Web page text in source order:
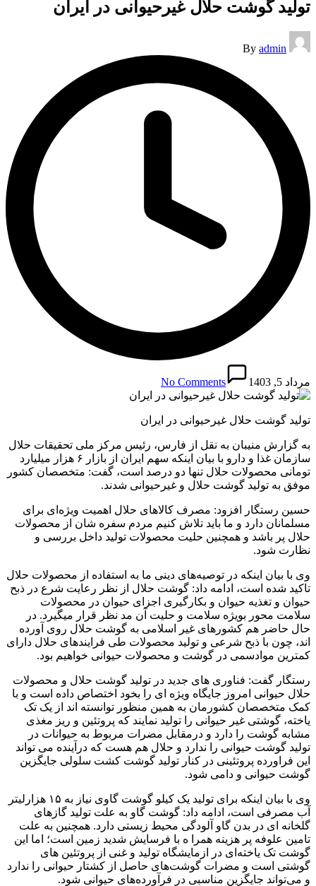
تولید گوشت حلال غیرحیوانی در ایران
Posted
by
By admin
مرداد 5, 1403 No Comments
تولید گوشت حلال غیرحیوانی در ایران
به گزارش منیبان به نقل از فارس، رئیس مرکز ملی تحقیقات حلال
سازمان غذا و دارو با بیان اینکه سهم ایران از بازار ۶ هزار میلیارد
تومانی محصولات حلال تنها دو درصد است، گفت: متخصصان کشور
موفق به تولید گوشت حلال و غیرحیوانی شدند.
حسین رستگار افزود: مصرف کالاهای حلال اهمیت ویژه‌ای برای
مسلمانان دارد و ما باید تلاش کنیم مردم سفره شان از محصولات
حلال پر باشد و همچنین حلیت محصولات تولید داخل بررسی و
نظارت شود.
وی با بیان اینکه در توصیه‌های دینی ما به استفاده از محصولات حلال
تاکید شده است، ادامه داد: گوشت حلال از نظر رعایت شرع در ذبح
حیوان و تغذیه حیوان و بکارگیری اجزای حیوان در محصولات
سلامت محور بویژه سلامت و حلیت آن مد نظر قرار میگیرد. در
حال حاضر هم کشورهای غیر اسلامی به گوشت حلال روی آورده
اند، چون با ذبح شرعی و تولید محصولات طی فرایندهای حلال دارای
کمترین موادسمی در گوشت و محصولات حیوانی خواهیم بود.
رستگار گفت: فناوری های جدید در تولید گوشت حلال و محصولات
حلال حیوانی امروز جایگاه ویژه ای را بخود اختصاص داده است و با
کمک متخصصان کشورمان به همین منظور توانسته اند از یک تک
یاخته، گوشتی غیر حیوانی را تولید نمایند که پروتئین و ریز مغذی
مشابه گوشت را دارد و درمقابل مضرات مربوط به حیوانات در
تولید گوشت حیوانی را ندارد و حلال هم هست که درآینده می تواند
این فراورده پروتئینی در کنار تولید گوشت کشت سلولی جایگزین
گوشت حیوانی و دامی شود.
وی با بیان اینکه برای تولید یک کیلو گوشت گاوی نیاز به ۱۵ هزارلیتر
آب مصرفی است، ادامه داد: گوشت گاو به علت تولید گازهای
گلخانه ای در بدن گاو آلودگی محیط زیستی دارد. همچنین به علت
تامین علوفه پر هزینه همرا ه با فرسایش شدید زمین است؛ اما این
گوشت تک یاخته‌ای در ازمایشگاه تولید و غنی از پروتئین های
گوشتی است و مضرات گوشت‌های حاصل از کشتار حیوانی را ندارد
و می‌تواند جایگزین مناسبی در فرآورده‌های حیوانی شود.